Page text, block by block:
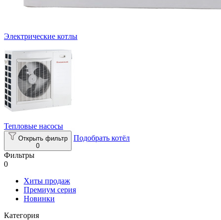
Электрические котлы
Тепловые насосы
Открыть фильтр
0
Подобрать котёл
Фильтры
0
Хиты продаж
Премиум серия
Новинки
Категория